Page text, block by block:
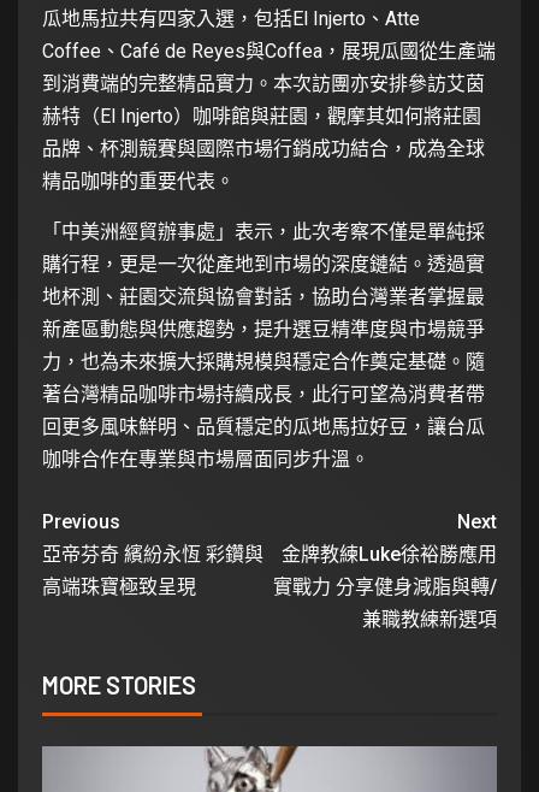
瓜地馬拉共有四家入選，包括El Injerto、Atte
Coffee、Café de Reyes與Coffea，展現瓜國從生產端
到消費端的完整精品實力。本次訪團亦安排參訪艾茵
赫特（El Injerto）咖啡館與莊園，觀摩其如何將莊園
品牌、杯測競賽與國際市場行銷成功結合，成為全球
精品咖啡的重要代表。
「中美洲經貿辦事處」表示，此次考察不僅是單純採
購行程，更是一次從產地到市場的深度鏈結。透過實
地杯測、莊園交流與協會對話，協助台灣業者掌握最
新產區動態與供應趨勢，提升選豆精準度與市場競爭
力，也為未來擴大採購規模與穩定合作奠定基礎。隨
著台灣精品咖啡市場持續成長，此行可望為消費者帶
回更多風味鮮明、品質穩定的瓜地馬拉好豆，讓台瓜
咖啡合作在專業與市場層面同步升溫。
Previous
亞帝芬奇 繽紛永恆 彩鑽與
高端珠寶極致呈現
Next
金牌教練Luke徐裕勝應用
實戰力 分享健身減脂與轉/
兼職教練新選項
MORE STORIES